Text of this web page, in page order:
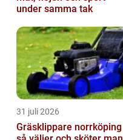
under samma tak
31 juli 2026
Gräsklippare norrköping